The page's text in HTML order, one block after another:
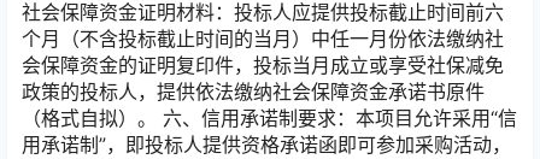
社会保障资金证明材料：投标人应提供投标截止时间前六
个月（不含投标截止时间的当月）中任一月份依法缴纳社
会保障资金的证明复印件，投标当月成立或享受社保减免
政策的投标人，提供依法缴纳社会保障资金承诺书原件
（格式自拟）。 六、信用承诺制要求：本项目允许采用“信
用承诺制”，即投标人提供资格承诺函即可参加采购活动，